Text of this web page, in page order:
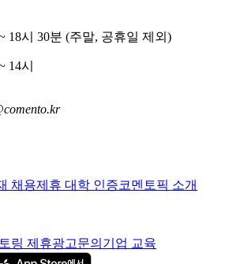
18시 30분 (주말, 공휴일 제외)
14시
채용제휴 대학 인증코멘토픽 소개
링 제휴광고문의 기업 교육